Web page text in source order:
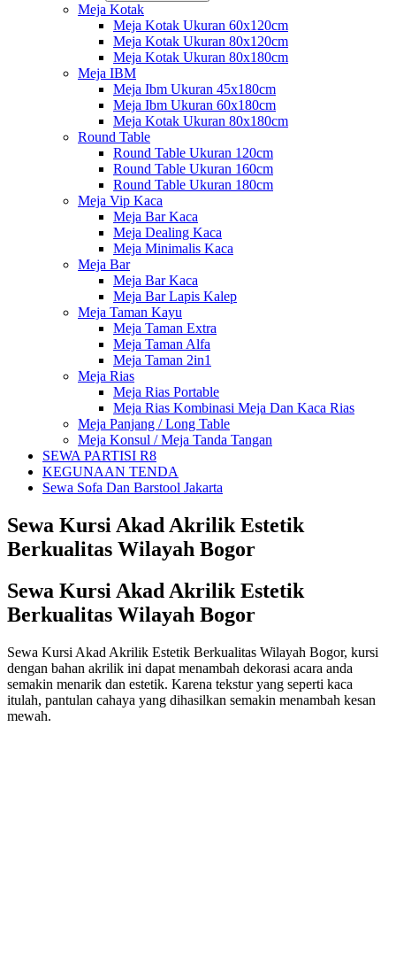
Meja Kotak
Meja Kotak Ukuran 60x120cm
Meja Kotak Ukuran 80x120cm
Meja Kotak Ukuran 80x180cm
Meja IBM
Meja Ibm Ukuran 45x180cm
Meja Ibm Ukuran 60x180cm
Meja Kotak Ukuran 80x180cm
Round Table
Round Table Ukuran 120cm
Round Table Ukuran 160cm
Round Table Ukuran 180cm
Meja Vip Kaca
Meja Bar Kaca
Meja Dealing Kaca
Meja Minimalis Kaca
Meja Bar
Meja Bar Kaca
Meja Bar Lapis Kalep
Meja Taman Kayu
Meja Taman Extra
Meja Taman Alfa
Meja Taman 2in1
Meja Rias
Meja Rias Portable
Meja Rias Kombinasi Meja Dan Kaca Rias
Meja Panjang / Long Table
Meja Konsul / Meja Tanda Tangan
SEWA PARTISI R8
KEGUNAAN TENDA
Sewa Sofa Dan Barstool Jakarta
Sewa Kursi Akad Akrilik Estetik
Berkualitas Wilayah Bogor
Sewa Kursi Akad Akrilik Estetik
Berkualitas Wilayah Bogor
Sewa Kursi Akad Akrilik Estetik Berkualitas Wilayah Bogor, kursi
dengan bahan akrilik ini dapat menambah dekorasi acara anda
semakin menarik dan estetik. Karena tekstur yang seperti kaca
itulah, pantulan cahaya yang dihasilkan semakin menambah kesan
mewah.